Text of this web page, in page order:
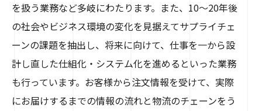
を扱う業務など多岐にわたります。また、10〜20年後
の社会やビジネス環境の変化を見据えてサプライチェ
ーンの課題を抽出し、将来に向けて、仕事を一から設
計し直した仕組化・システム化を進めるといった業務
も行っています。お客様から注文情報を受けて、実際
にお届けするまでの情報の流れと物流のチェーンをう